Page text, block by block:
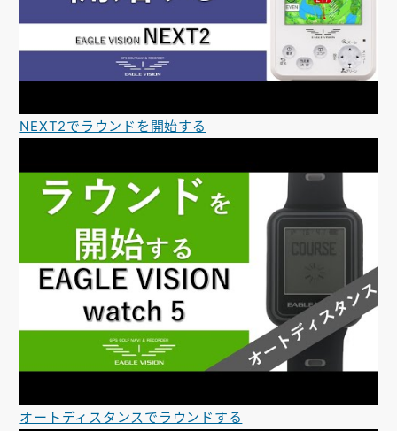
NEXT2でラウンドを開始する
オートディスタンスでラウンドする